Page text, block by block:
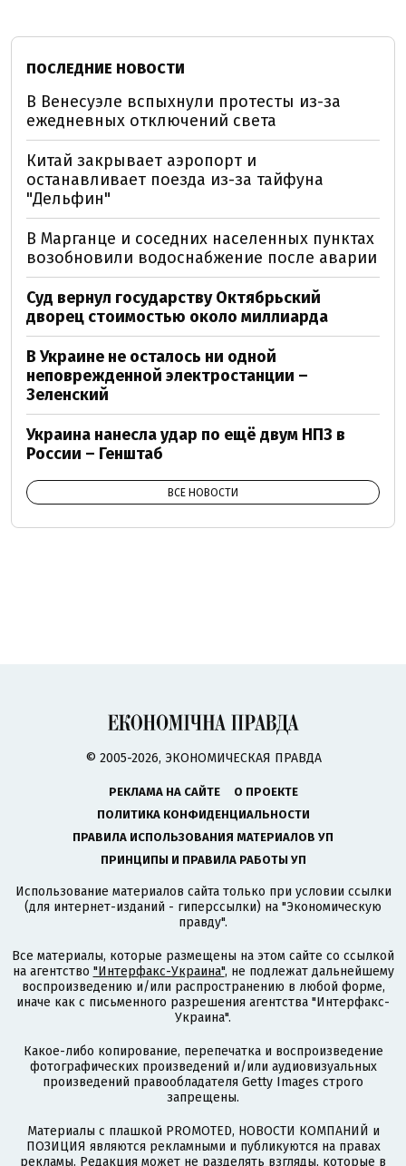
ПОСЛЕДНИЕ НОВОСТИ
В Венесуэле вспыхнули протесты из-за
ежедневных отключений света
Китай закрывает аэропорт и
останавливает поезда из-за тайфуна
"Дельфин"
В Марганце и соседних населенных пунктах
возобновили водоснабжение после аварии
Суд вернул государству Октябрьский
дворец стоимостью около миллиарда
В Украине не осталось ни одной
неповрежденной электростанции –
Зеленский
Украина нанесла удар по ещё двум НПЗ в
России – Генштаб
ВСЕ НОВОСТИ
© 2005-2026, ЭКОНОМИЧЕСКАЯ ПРАВДА
РЕКЛАМА НА САЙТЕ
О ПРОЕКТЕ
ПОЛИТИКА КОНФИДЕНЦИАЛЬНОСТИ
ПРАВИЛА ИСПОЛЬЗОВАНИЯ МАТЕРИАЛОВ УП
ПРИНЦИПЫ И ПРАВИЛА РАБОТЫ УП
Использование материалов сайта только при условии ссылки
(для интернет-изданий - гиперссылки) на "Экономическую
правду".
Все материалы, которые размещены на этом сайте со ссылкой
на агентство "Интерфакс-Украина", не подлежат дальнейшему
воспроизведению и/или распространению в любой форме,
иначе как с письменного разрешения агентства "Интерфакс-
Украина".
Какое-либо копирование, перепечатка и воспроизведение
фотографических произведений и/или аудиовизуальных
произведений правообладателя Getty Images строго
запрещены.
Материалы с плашкой PROMOTED, НОВОСТИ КОМПАНИЙ и
ПОЗИЦИЯ являются рекламными и публикуются на правах
рекламы. Редакция может не разделять взгляды, которые в